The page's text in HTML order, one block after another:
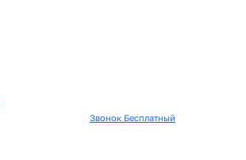
Звонок Бесплатный